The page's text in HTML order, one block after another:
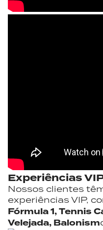
Experiências
Nossos clientes
experiências VIP,
Fórmula 1, Tennis
Velejada, Balonism